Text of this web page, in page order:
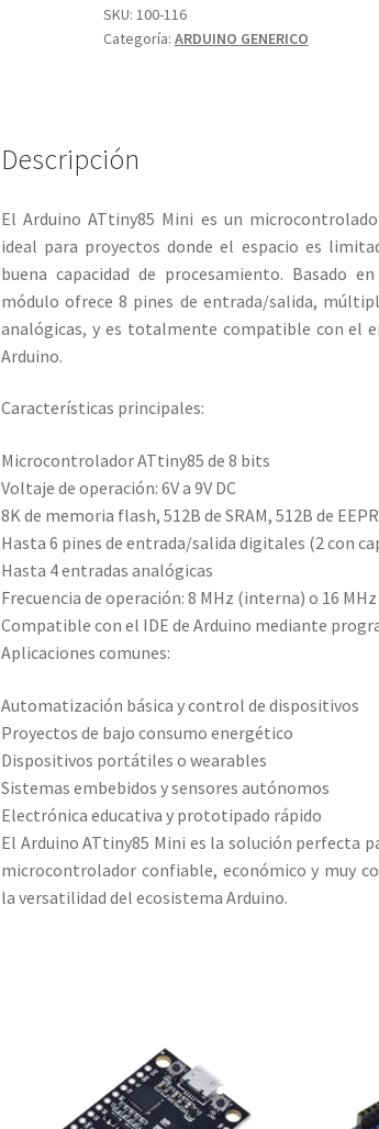
9V
cantidad
SKU: 100-116
Categoría: ARDUINO GENERICO
Descripción
El Arduino ATtiny85 Mini es un
ideal para proyectos donde el espacio es
buena capacidad de procesamiento. Basado
módulo ofrece 8 pines de entrada/salida,
analógicas, y es totalmente compatible con el
Arduino.
Características principales:
Microcontrolador ATtiny85 de 8 bits
Voltaje de operación: 6V a 9V DC
8K de memoria flash, 512B de SRAM, 512B de
Hasta 6 pines de entrada/salida digitales (2 con
Hasta 4 entradas analógicas
Frecuencia de operación: 8 MHz (interna) o 16
Compatible con el IDE de Arduino mediante
Aplicaciones comunes:
Automatización básica y control de dispositivos
Proyectos de bajo consumo energético
Dispositivos portátiles o wearables
Sistemas embebidos y sensores autónomos
Electrónica educativa y prototipado rápido
El Arduino ATtiny85 Mini es la solución perfecta
microcontrolador confiable, económico y muy
la versatilidad del ecosistema Arduino.